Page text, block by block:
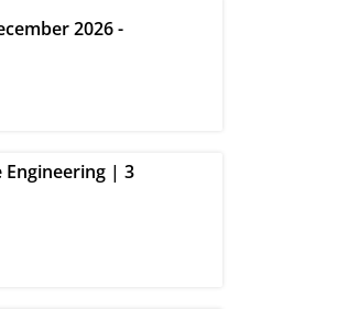
2026 -
Engineering | 3